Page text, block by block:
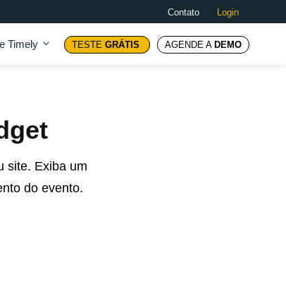
Contato Login
Timely TESTE GRÁTIS AGENDE A DEMO
site. Exiba um
do evento.